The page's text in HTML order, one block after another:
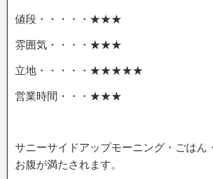
値段・・・・・★★★
雰囲気・・・・★★★
立地・・・・・★★★★★
営業時間・・・★★★
サニーサイドアップモーニング・ごはん
お腹が満たされます。